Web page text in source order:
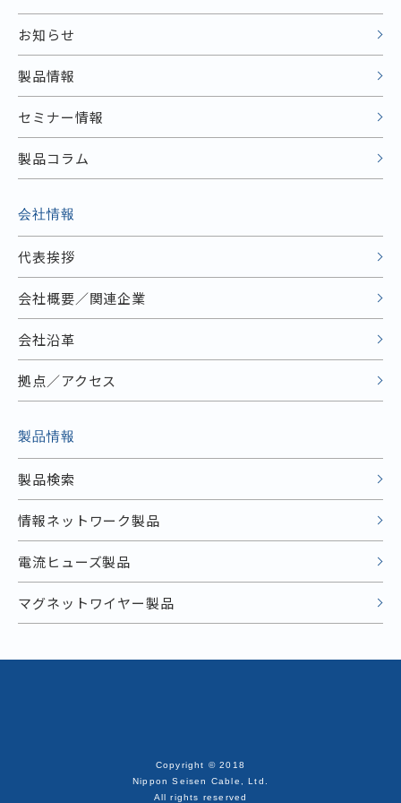
お知らせ
製品情報
セミナー情報
製品コラム
会社情報
代表挨拶
会社概要／関連企業
会社沿革
拠点／アクセス
製品情報
製品検索
情報ネットワーク製品
電流ヒューズ製品
マグネットワイヤー製品
Copyright © 2018
Nippon Seisen Cable, Ltd.
All rights reserved